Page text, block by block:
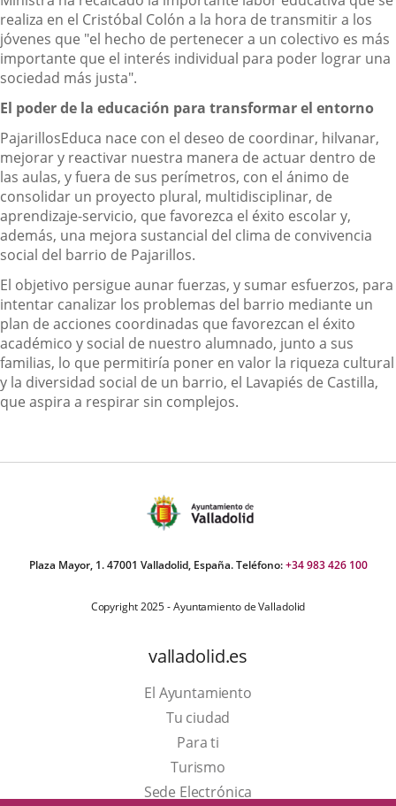
realiza en el Cristóbal Colón a la hora de transmitir a los
jóvenes que "el hecho de pertenecer a un colectivo es más
importante que el interés individual para poder lograr una
sociedad más justa".
El poder de la educación para transformar el entorno
PajarillosEduca nace con el deseo de coordinar, hilvanar,
mejorar y reactivar nuestra manera de actuar dentro de
las aulas, y fuera de sus perímetros, con el ánimo de
consolidar un proyecto plural, multidisciplinar, de
aprendizaje-servicio, que favorezca el éxito escolar y,
además, una mejora sustancial del clima de convivencia
social del barrio de Pajarillos.
El objetivo persigue aunar fuerzas, y sumar esfuerzos, para
intentar canalizar los problemas del barrio mediante un
plan de acciones coordinadas que favorezcan el éxito
académico y social de nuestro alumnado, junto a sus
familias, lo que permitiría poner en valor la riqueza cultural
y la diversidad social de un barrio, el Lavapiés de Castilla,
que aspira a respirar sin complejos.
Plaza Mayor, 1. 47001 Valladolid, España. Teléfono:+34 983 426 100
Copyright 2025 - Ayuntamiento de Valladolid
valladolid.es
El Ayuntamiento
Tu ciudad
Para ti
TurismoEste
enlace
Sede Electrónica